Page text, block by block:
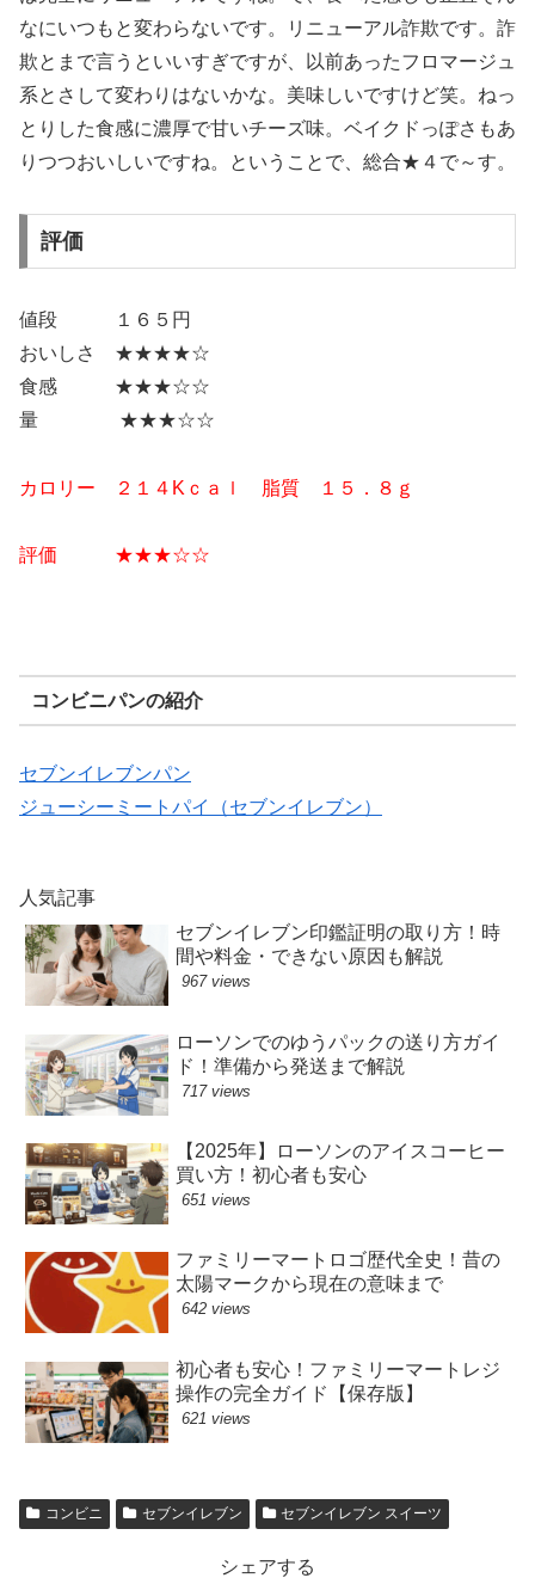
なにいつもと変わらないです。リニューアル詐欺です。詐
欺とまで言うといいすぎですが、以前あったフロマージュ
系とさして変わりはないかな。美味しいですけど笑。ねっ
とりした食感に濃厚で甘いチーズ味。ベイクドっぽさもあ
りつつおいしいですね。ということで、総合★４で～す。
評価
値段 １６５円
おいしさ ★★★★☆
食感 ★★★☆☆
量 ★★★☆☆
カロリー ２１４ Kｃａｌ 脂質 １５．８ ｇ
評価 ★★★☆☆
コンビニパンの紹介
セブンイレブンパン
ジューシーミートパイ（セブンイレブン）
人気記事
セブンイレブン印鑑証明の取り方！時
間や料金・できない原因も解説
967 views
ローソンでのゆうパックの送り方ガイ
ド！準備から発送まで解説
717 views
【2025年】ローソンのアイスコーヒー
買い方！初心者も安心
651 views
ファミリーマートロゴ歴代全史！昔の
太陽マークから現在の意味まで
642 views
初心者も安心！ファミリーマートレジ
操作の完全ガイド【保存版】
621 views
コンビニ セブンイレブン セブンイレブン スイーツ
シェアする